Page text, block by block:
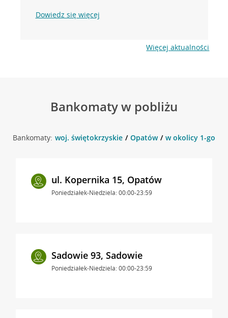
Dowiedz się więcej
Więcej aktualności
Bankomaty w pobliżu
Bankomaty: woj. świętokrzyskie Opatów w okolicy 1-go
ul. Kopernika 15, Opatów
Poniedziałek-Niedziela: 00:00-23:59
Sadowie 93, Sadowie
Poniedziałek-Niedziela: 00:00-23:59